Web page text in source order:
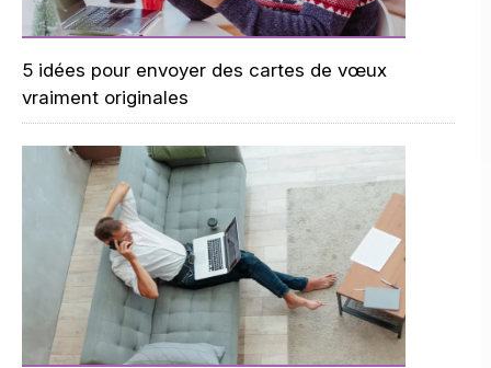
5 idées pour envoyer des cartes de vœux
vraiment originales